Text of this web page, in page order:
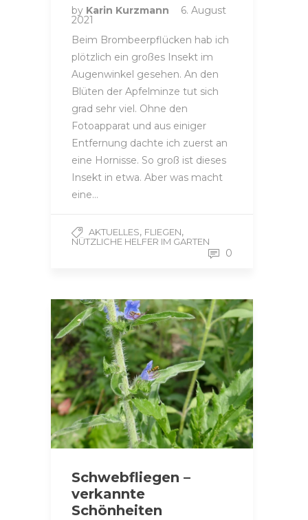
by Karin Kurzmann 6. August
2021
Beim Brombeerpflücken hab ich
plötzlich ein großes Insekt im
Augenwinkel gesehen. An den
Blüten der Apfelminze tut sich
grad sehr viel. Ohne den
Fotoapparat und aus einiger
Entfernung dachte ich zuerst an
eine Hornisse. So groß ist dieses
Insekt in etwa. Aber was macht
eine…
AKTUELLES, FLIEGEN,
NÜTZLICHE HELFER IM GARTEN
0
Schwebfliegen –
verkannte
Schönheiten